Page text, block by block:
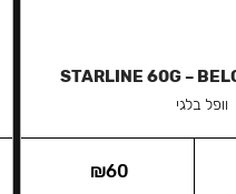
STARLINE 60G –
וופל בלגי
₪60